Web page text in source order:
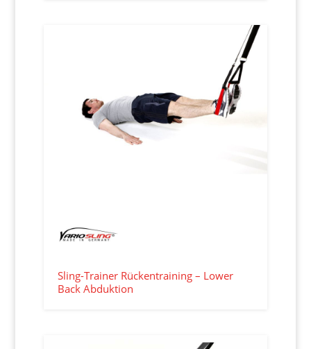
Sling-Trainer Rückentraining – Lower
Back Abduktion